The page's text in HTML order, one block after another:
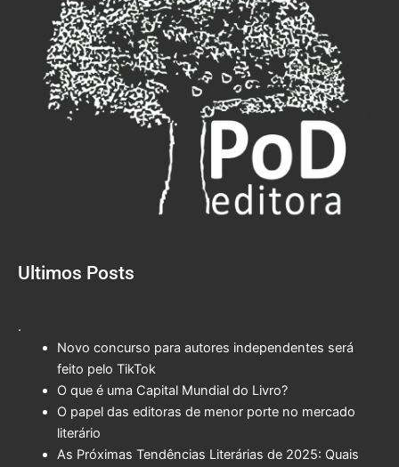
Ultimos Posts
.
Novo concurso para autores independentes será
feito pelo TikTok
O que é uma Capital Mundial do Livro?
O papel das editoras de menor porte no mercado
literário
As Próximas Tendências Literárias de 2025: Quais